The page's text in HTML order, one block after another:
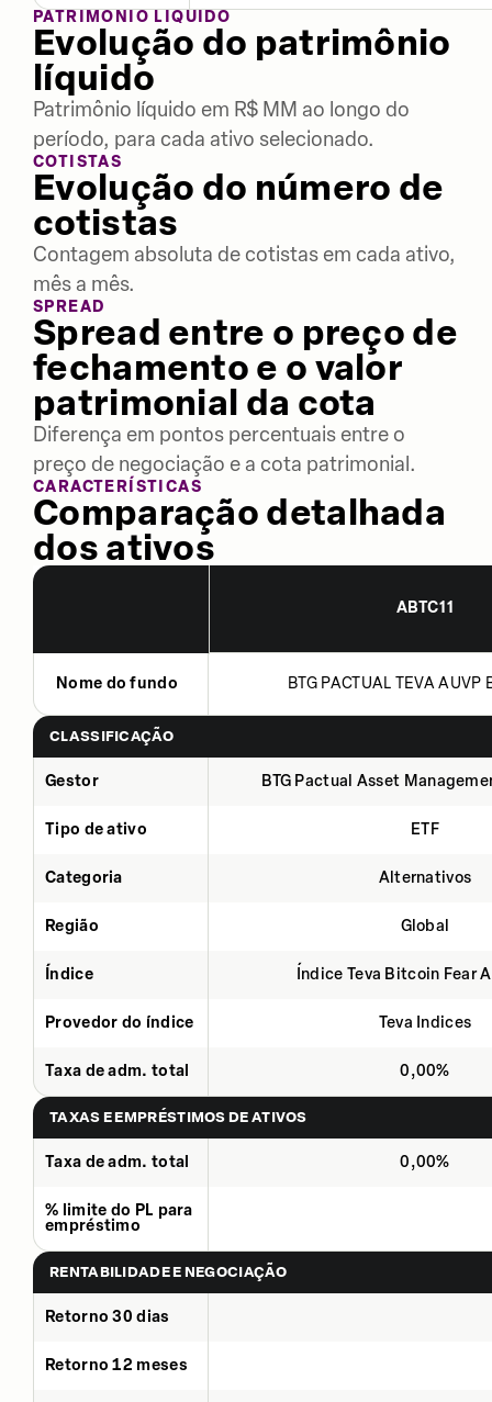
PATRIMÔNIO LÍQUIDO
Evolução do patrimônio
líquido
Patrimônio líquido em R$ MM ao longo do
período, para cada ativo selecionado.
COTISTAS
Evolução do número de
cotistas
Contagem absoluta de cotistas em cada ativo,
mês a mês.
SPREAD
Spread entre o preço de
fechamento e o valor
patrimonial da cota
Diferença em pontos percentuais entre o
preço de negociação e a cota patrimonial.
CARACTERÍSTICAS
Comparação detalhada
dos ativos
ABTC11
Nome do fundo BTG PACTUAL TEVA AUVP
CLASSIFICAÇÃO
Gestor BTG Pactual Asset
Tipo de ativo ETF
Categoria Alternativos
Região Global
Índice Índice Teva Bitcoin Fear
Provedor do índice Teva Indices
Taxa de adm. total 0,00%
TAXAS E EMPRÉSTIMOS DE ATIVOS
Taxa de adm. total 0,00%
% limite do PL para
empréstimo
RENTABILIDADE E NEGOCIAÇÃO
Retorno 30 dias
Retorno 12 meses